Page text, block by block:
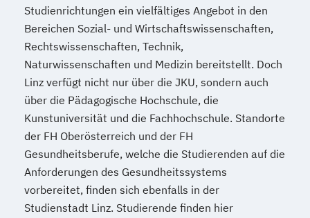
Studienrichtungen ein vielfältiges Angebot in den
Bereichen Sozial- und Wirtschaftswissenschaften,
Rechtswissenschaften, Technik,
Naturwissenschaften und Medizin bereitstellt. Doch
Linz verfügt nicht nur über die JKU, sondern auch
über die Pädagogische Hochschule, die
Kunstuniversität und die Fachhochschule. Standorte
der FH Oberösterreich und der FH
Gesundheitsberufe, welche die Studierenden auf die
Anforderungen des Gesundheitssystems
vorbereitet, finden sich ebenfalls in der
Studienstadt Linz. Studierende finden hier